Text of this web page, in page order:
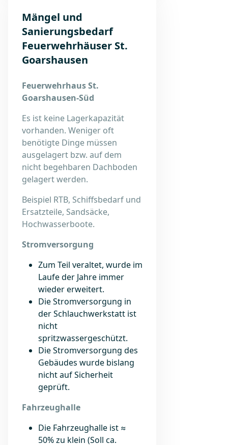
Mängel und
Sanierungsbedarf
Feuerwehrhäuser St.
Goarshausen
Feuerwehrhaus St.
Goarshausen-Süd
Es ist keine Lagerkapazität
vorhanden. Weniger oft
benötigte Dinge müssen
ausgelagert bzw. auf dem
nicht begehbaren Dachboden
gelagert werden.
Beispiel RTB, Schiffsbedarf und
Ersatzteile, Sandsäcke,
Hochwasserboote.
Stromversorgung
Zum Teil veraltet, wurde im
Laufe der Jahre immer
wieder erweitert.
Die Stromversorgung in
der Schlauchwerkstatt ist
nicht
spritzwassergeschützt.
Die Stromversorgung des
Gebäudes wurde bislang
nicht auf Sicherheit
geprüft.
Fahrzeughalle
Die Fahrzeughalle ist ≈
50% zu klein (Soll ca.